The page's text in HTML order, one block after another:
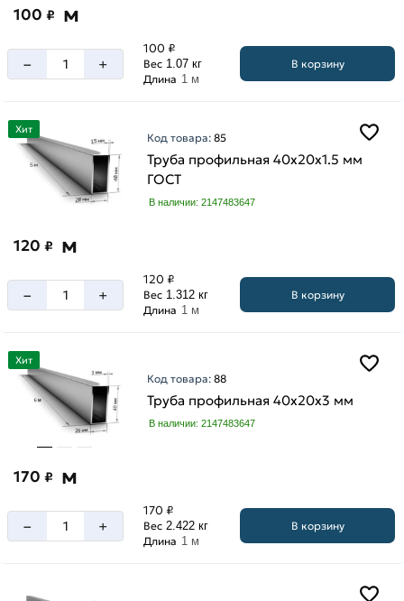
100 ₽ м
– +
100 ₽
Вес 1.07 кг
Длина 1 м
В корзину
Хит
Код товара:85
Труба профильная 40х20х1.5 мм
ГОСТ
В наличии: 2147483647
120 ₽ м
– +
120 ₽
Вес 1.312 кг
Длина 1 м
В корзину
Хит
Код товара:88
Труба профильная 40х20х3 мм
В наличии: 2147483647
170 ₽ м
– +
170 ₽
Вес 2.422 кг
Длина 1 м
В корзину